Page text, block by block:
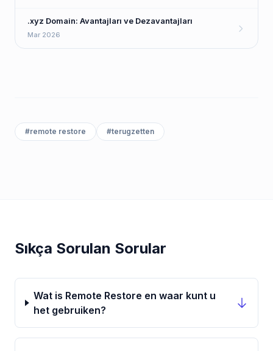
.xyz Domain: Avantajları ve Dezavantajları
Mar 2026
#remote restore #terugzetten
Sıkça Sorulan Sorular
Wat is Remote Restore en waar kunt u
het gebruiken?